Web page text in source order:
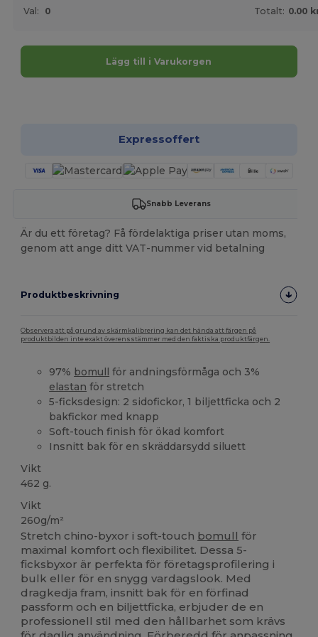
Val: 0 Totalt: 0.00
Lägg till i Varukorgen
Expressoffert
Snabb Leverans
Är du ett företag? Få fördelaktiga priser utan moms,
genom att ange ditt VAT-nummer vid betalning
Produktbeskrivning
Observera att på grund av skärmkalibrering kan det hända att färgen på
produktbilden inte exakt överensstämmer med den faktiska produktfärgen.
97% bomull för andningsförmåga och 3%
elastan för stretch
5-ficksdesign: 2 sidofickor, 1 biljettficka och 2
bakfickor med knapp
Soft-touch finish för ökad komfort
Insnitt bak för en skräddarsydd siluett
Vikt
462 g.
Vikt
260g/m²
Stretch chino-byxor i soft-touch bomull för
maximal komfort och flexibilitet. Dessa 5-
ficksbyxor är perfekta för företagsprofilering i
bulk eller för en snygg vardagslook. Med
dragkedja fram, insnitt bak för en förfinad
passform och en biljettficka, erbjuder de en
professionell stil med den hållbarhet som krävs